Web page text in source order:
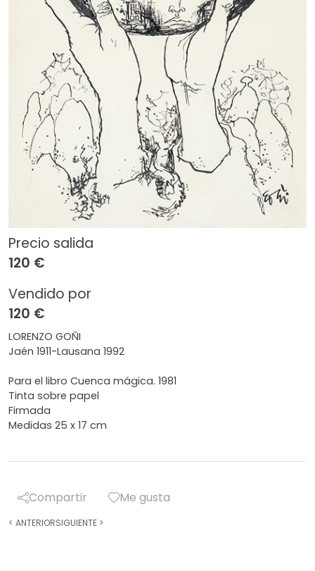
Precio salida
120 €
Vendido por
120 €
LORENZO GOÑI
Jaén 1911-Lausana 1992
Para el libro Cuenca mágica. 1981
Tinta sobre papel
Firmada
Medidas 25 x 17 cm
Compartir Me gusta
< ANTERIORSIGUIENTE >